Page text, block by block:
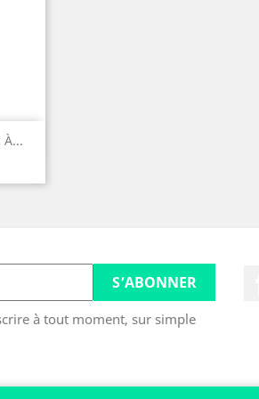
À...
à tout moment, sur simple